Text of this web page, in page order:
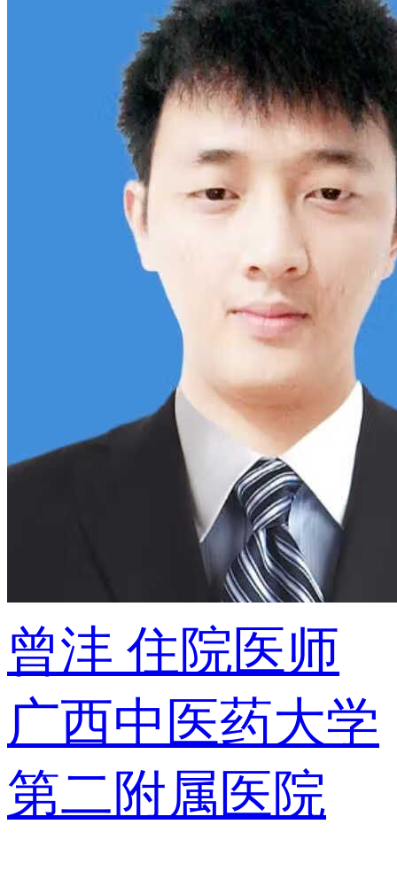
曾沣 住院医师
广西中医药大学
第二附属医院